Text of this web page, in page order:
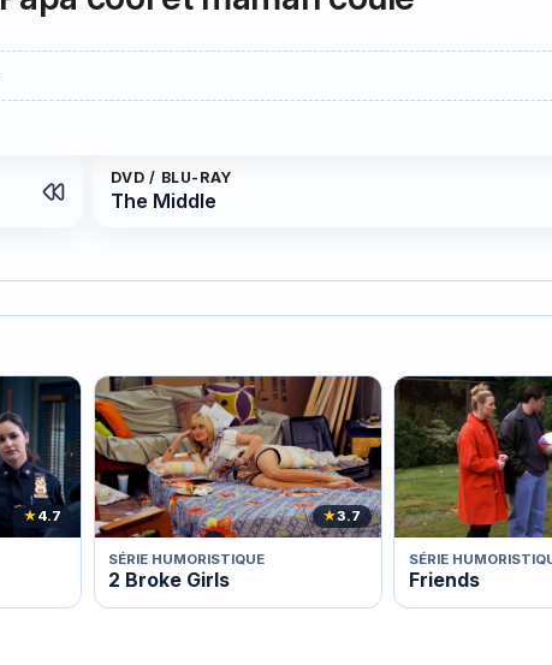
DVD / BLU-RAY
The Middle
★4.7 ★3.7
SÉRIE HUMORISTIQUE
2 Broke Girls
SÉRIE
Friends